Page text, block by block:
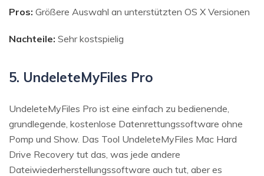
Pros: Größere Auswahl an unterstützten OS X Versionen
Nachteile: Sehr kostspielig
5. UndeleteMyFiles Pro
UndeleteMyFiles Pro ist eine einfach zu bedienende,
grundlegende, kostenlose Datenrettungssoftware ohne
Pomp und Show. Das Tool UndeleteMyFiles Mac Hard
Drive Recovery tut das, was jede andere
Dateiwiederherstellungssoftware auch tut, aber es